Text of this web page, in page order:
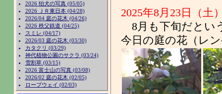
2026 狛犬の写真 (05/05)
2026 ＪＲ東日本 (04/28)
2026/04 庭の花木 (04/26)
2026 秩父鉄道 (04/25)
スミレ (04/17)
2026/03 庭の花木 (03/30)
カタクリ (03/29)
神代植物公園のサクラ (03/24)
雪割草 (03/15)
2026 富士山の写真 (03/08)
2026/02 庭の花木 (02/05)
ロープウェイ (02/03)
2025年8月23日（土
8月も下旬だとい
今日の庭の花（レ